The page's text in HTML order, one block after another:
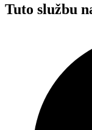
Tuto službu